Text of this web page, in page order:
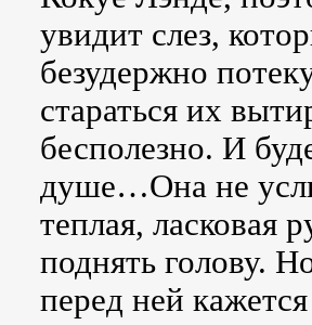
увидит слез,
безудержно
стараться их
бесполезно. И
душе…Она не
теплая, ласковая
поднять голову.
перед ней